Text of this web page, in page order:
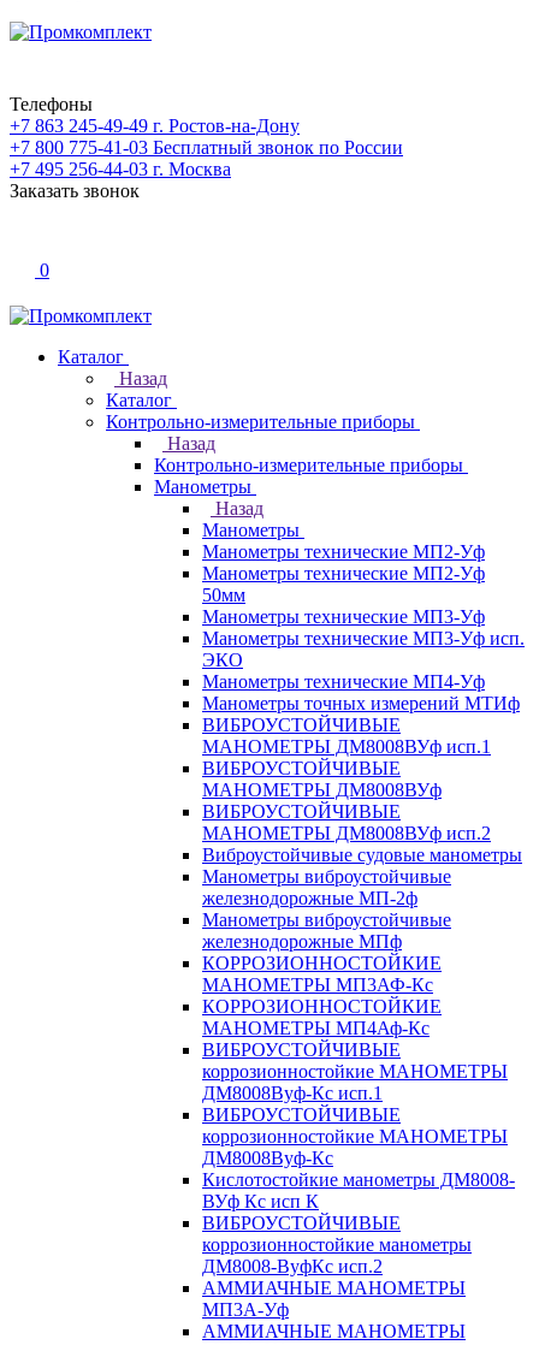
Телефоны
+7 863 245-49-49 г. Ростов-на-Дону
+7 800 775-41-03 Бесплатный звонок по России
+7 495 256-44-03 г. Москва
Заказать звонок
0
Каталог
Назад
Каталог
Контрольно-измерительные приборы
Назад
Контрольно-измерительные приборы
Манометры
Назад
Манометры
Манометры технические МП2-Уф
Манометры технические МП2-Уф
50мм
Манометры технические МП3-Уф
Манометры технические МП3-Уф исп.
ЭКО
Манометры технические МП4-Уф
Манометры точных измерений МТИф
ВИБРОУСТОЙЧИВЫЕ
МАНОМЕТРЫ ДМ8008ВУф исп.1
ВИБРОУСТОЙЧИВЫЕ
МАНОМЕТРЫ ДМ8008ВУф
ВИБРОУСТОЙЧИВЫЕ
МАНОМЕТРЫ ДМ8008ВУф исп.2
Виброустойчивые судовые манометры
Манометры виброустойчивые
железнодорожные МП-2ф
Манометры виброустойчивые
железнодорожные МПф
КОРРОЗИОННОСТОЙКИЕ
МАНОМЕТРЫ МП3АФ-Кс
КОРРОЗИОННОСТОЙКИЕ
МАНОМЕТРЫ МП4Аф-Кс
ВИБРОУСТОЙЧИВЫЕ
коррозионностойкие МАНОМЕТРЫ
ДМ8008Вуф-Кс исп.1
ВИБРОУСТОЙЧИВЫЕ
коррозионностойкие МАНОМЕТРЫ
ДМ8008Вуф-Кс
Кислотостойкие манометры ДМ8008-
ВУф Кс исп К
ВИБРОУСТОЙЧИВЫЕ
коррозионностойкие манометры
ДМ8008-ВуфКс исп.2
АММИАЧНЫЕ МАНОМЕТРЫ
МП3А-Уф
АММИАЧНЫЕ МАНОМЕТРЫ